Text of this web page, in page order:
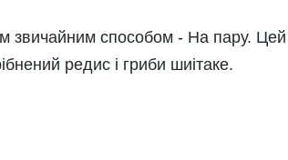
звичайним способом - На пару. Цей
редис і гриби шиітаке.